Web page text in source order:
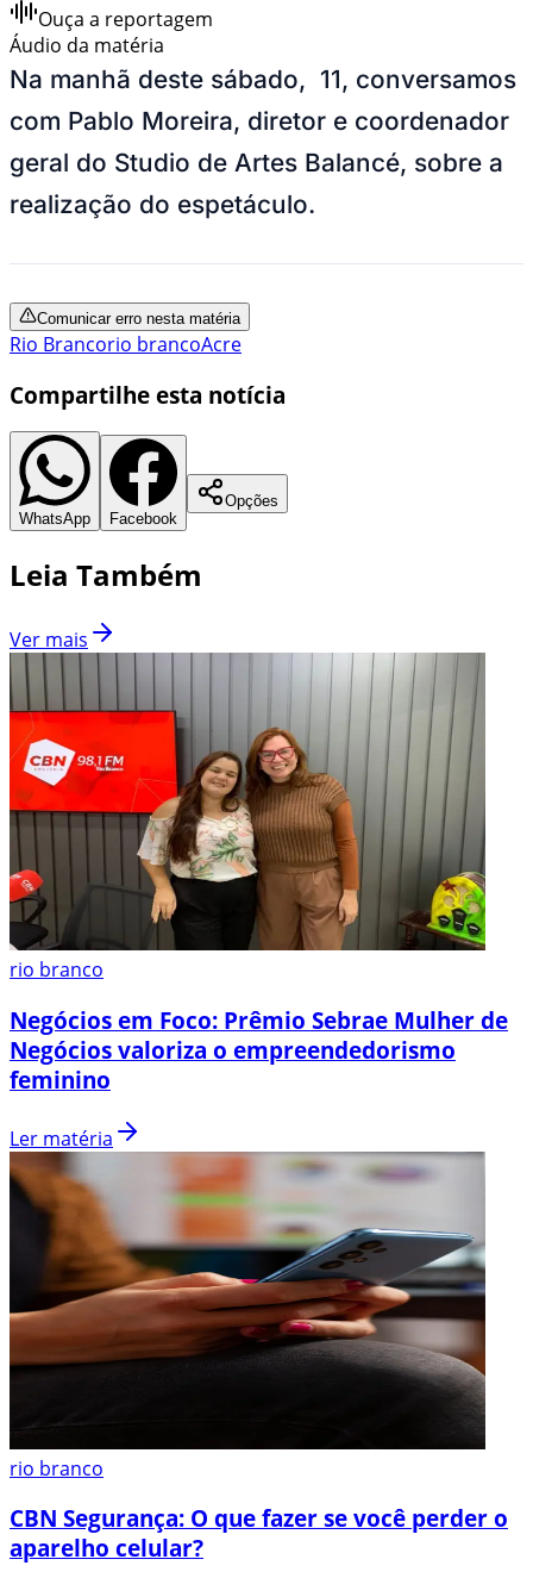
Ouça a reportagem
Áudio da matéria
Na manhã deste sábado, 11, conversamos
com Pablo Moreira, diretor e coordenador
geral do Studio de Artes Balancé, sobre a
realização do espetáculo.
Comunicar erro nesta matéria
Rio Brancorio brancoAcre
Compartilhe esta notícia
WhatsApp Facebook
Opções
Leia Também
Ver mais
rio branco
Negócios em Foco: Prêmio Sebrae Mulher de
Negócios valoriza o empreendedorismo
feminino
Ler matéria
rio branco
CBN Segurança: O que fazer se você perder o
aparelho celular?